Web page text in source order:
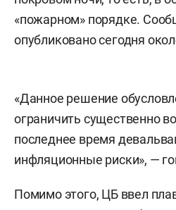
«пожарном» порядке.
опубликовано сегодня
«Данное решение
ограничить существенно
последнее время
инфляционные риски», —
Помимо этого, ЦБ ввел